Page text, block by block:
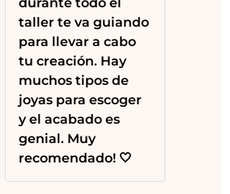
durante todo el
taller te va guiando
para llevar a cabo
tu creación. Hay
muchos tipos de
joyas para escoger
y el acabado es
genial. Muy
recomendado! 🤍